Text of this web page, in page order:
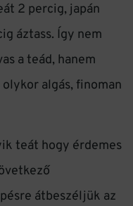
2 percig, japán
áztass. Így nem
a teád, hanem
algás, finoman
teát hogy érdemes
átbeszéljük az